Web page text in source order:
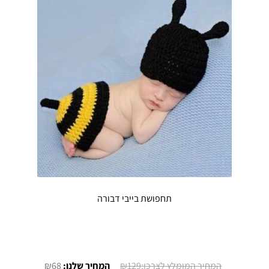
תחפושת בייבי דבורה
₪129 המחיר ₪68